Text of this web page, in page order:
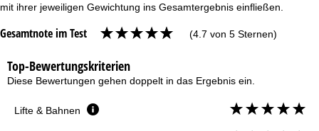
mit ihrer jeweiligen Gewichtung ins Gesamtergebnis einfließen.
Gesamtnote im Test (4.7 von 5 Sternen)
Top-Bewertungskriterien
Diese Bewertungen gehen doppelt in das Ergebnis ein.
Lifte & Bahnen